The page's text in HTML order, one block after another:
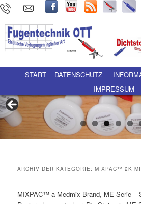
Hauptmenü Zum
Zum
START DATENSCHUTZ
IMPRESSUM
ARCHIV DER KATEGORIE:MIXPAC™ 2K
MIXPAC™ a Medmix Brand, ME Serie –